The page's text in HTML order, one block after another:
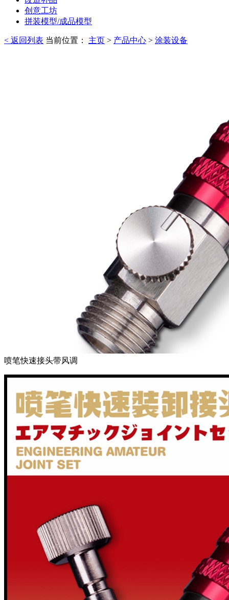
创意工坊
拼装模型/成品模型
< 返回列表 当前位置： 主页 > 产品中心 > 涂装设备
喷笔快速接头带风调